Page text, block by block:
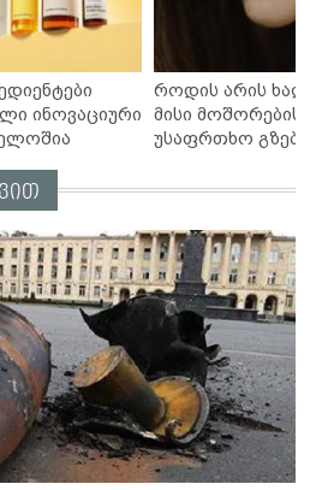
ინოვაციური
როდის არის
მისი მოშორების
უსაფრთხო გზები